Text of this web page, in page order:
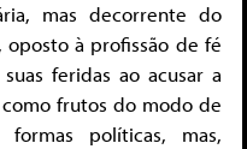
mas decorrente do
à profissão de fé
feridas ao acusar a
frutos do modo de
políticas, mas,